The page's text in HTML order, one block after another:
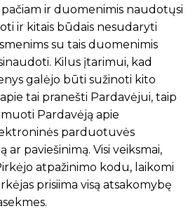
ir duomenimis naudotųsi
ir kitais būdais nesudaryti
su tais duomenimis
Kilus įtarimui, kad
galėjo būti sužinoti kito
tai pranešti Pardavėjui, taip
Pardavėją apie
parduotuvės
paviešinimą. Visi veiksmai,
atpažinimo kodu, laikomi
prisiima visą atsakomybę